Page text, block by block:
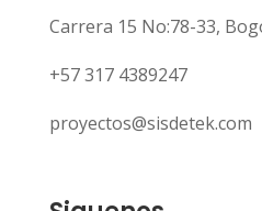
Carrera 15 No:78-33,
+57 317 4389247
proyectos@sisdetek.com